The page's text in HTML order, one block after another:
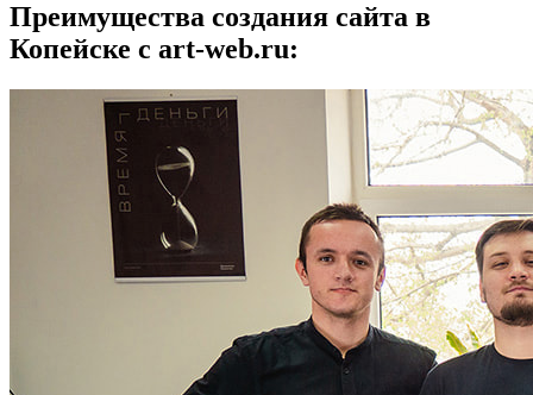
Преимущества создания сайта в
Копейске с art-web.ru: